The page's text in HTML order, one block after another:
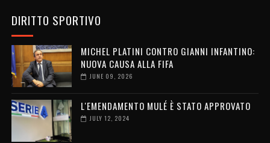
DIRITTO SPORTIVO
MICHEL PLATINI CONTRO GIANNI INFANTINO:
NUOVA CAUSA ALLA FIFA
JUNE 09, 2026
L'EMENDAMENTO MULÉ È STATO APPROVATO
JULY 12, 2024